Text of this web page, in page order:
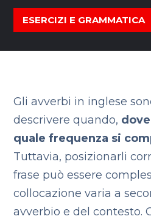
ESERCIZI E GRAMMATICA
Gli avverbi in inglese
descrivere quando,
quale frequenza si
Tuttavia, posizionarli
frase può essere
collocazione varia a
avverbio e del contesto.